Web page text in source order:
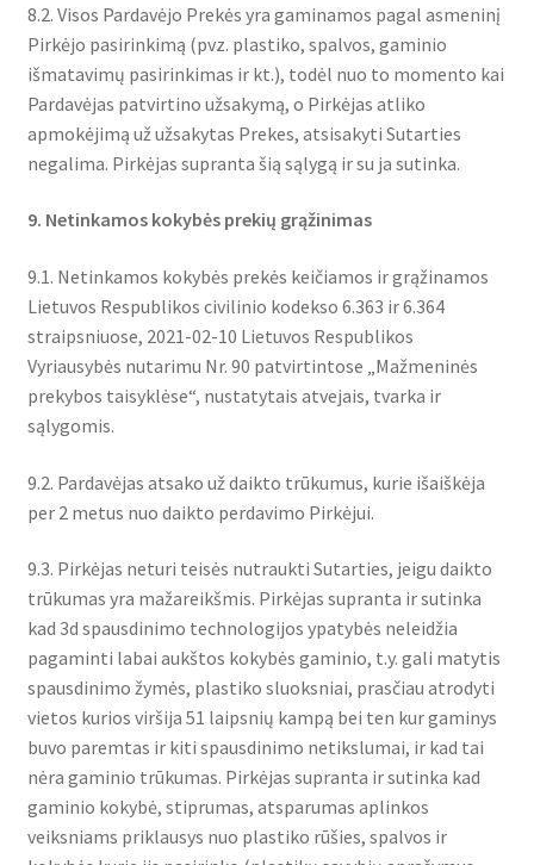
8.2. Visos Pardavėjo Prekės yra gaminamos pagal asmeninį
Pirkėjo pasirinkimą (pvz. plastiko, spalvos, gaminio
išmatavimų pasirinkimas ir kt.), todėl nuo to momento kai
Pardavėjas patvirtino užsakymą, o Pirkėjas atliko
apmokėjimą už užsakytas Prekes, atsisakyti Sutarties
negalima. Pirkėjas supranta šią sąlygą ir su ja sutinka.
9. Netinkamos kokybės prekių grąžinimas
9.1. Netinkamos kokybės prekės keičiamos ir grąžinamos
Lietuvos Respublikos civilinio kodekso 6.363 ir 6.364
straipsniuose, 2021-02-10 Lietuvos Respublikos
Vyriausybės nutarimu Nr. 90 patvirtintose „Mažmeninės
prekybos taisyklėse“, nustatytais atvejais, tvarka ir
sąlygomis.
9.2. Pardavėjas atsako už daikto trūkumus, kurie išaiškėja
per 2 metus nuo daikto perdavimo Pirkėjui.
9.3. Pirkėjas neturi teisės nutraukti Sutarties, jeigu daikto
trūkumas yra mažareikšmis. Pirkėjas supranta ir sutinka
kad 3d spausdinimo technologijos ypatybės neleidžia
pagaminti labai aukštos kokybės gaminio, t.y. gali matytis
spausdinimo žymės, plastiko sluoksniai, prasčiau atrodyti
vietos kurios viršija 51 laipsnių kampą bei ten kur gaminys
buvo paremtas ir kiti spausdinimo netikslumai, ir kad tai
nėra gaminio trūkumas. Pirkėjas supranta ir sutinka kad
gaminio kokybė, stiprumas, atsparumas aplinkos
veiksniams priklausys nuo plastiko rūšies, spalvos ir